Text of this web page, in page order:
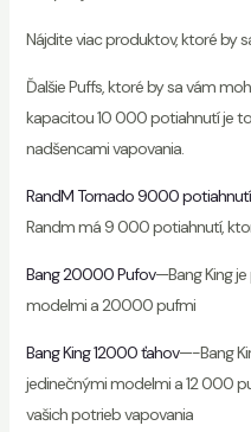
Nájdite viac produktov, ktoré by
Ďalšie Puffs, ktoré by sa vám
kapacitou 10 000 potiahnutí je
nadšencami vapovania.
RandM Tornado 9000 potiahnutí
Randm má 9 000 potiahnutí,
Bang 20000 Pufov—Bang King
modelmi a 20000 pufmi
Bang King 12000 ťahov—-Bang
jedinečnými modelmi a 12 000
vašich potrieb vapovania